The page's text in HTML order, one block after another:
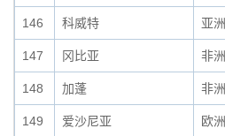
146 科威特 亚洲
147 冈比亚 非洲
148 加蓬 非洲
149 爱沙尼亚 欧洲